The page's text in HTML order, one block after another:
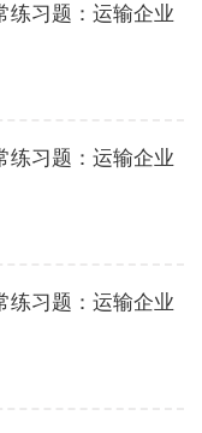
练习题：运输企业
练习题：运输企业
练习题：运输企业